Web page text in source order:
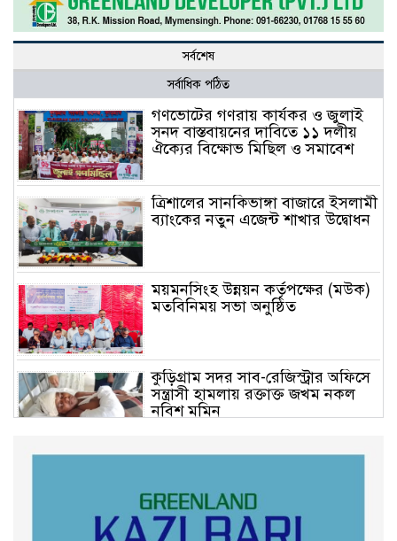
সর্বশেষ
সর্বাধিক পঠিত
গণভোটের গণরায় কার্যকর ও জুলাই
সনদ বাস্তবায়নের দাবিতে ১১ দলীয়
ঐক্যের বিক্ষোভ মিছিল ও সমাবেশ
ত্রিশালের সানকিভাঙ্গা বাজারে ইসলামী
ব্যাংকের নতুন এজেন্ট শাখার উদ্বোধন
ময়মনসিংহ উন্নয়ন কর্তৃপক্ষের (মউক)
মতবিনিময় সভা অনুষ্ঠিত
কুড়িগ্রাম সদর সাব-রেজিস্ট্রার অফিসে
সন্ত্রাসী হামলায় রক্তাক্ত জখম নকল
নবিশ মমিন
অনুষ্ঠিত